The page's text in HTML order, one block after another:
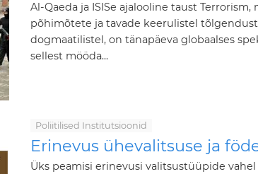
Al-Qaeda ja ISISe ajalooline taust
põhimõtete ja tavade keerulistel
dogmaatilistel, on tänapäeva globaalses
sellest mööda...
Poliitilised Institutsioonid
Erinevus ühevalitsuse ja
Üks peamisi erinevusi valitsustüüpide